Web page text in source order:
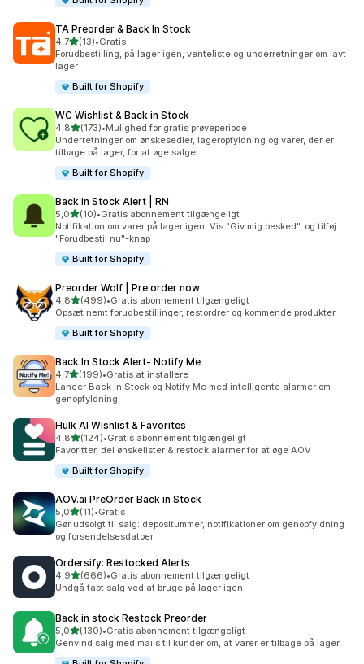
TA Preorder & Back In Stock
4,7ud af 5 stjerner
(13)
13 anmeldelser i alt
•Gratis
Forudbestilling, på lager igen, venteliste og underretninger om lavt
lager
Built for Shopify
WC Wishlist & Back in Stock
4,8ud af 5 stjerner
(173)
173 anmeldelser i alt
•Mulighed for gratis prøveperiode
Underretninger om ønskesedler, lageropfyldning og varer, der er
tilbage på lager, for at øge salget
Built for Shopify
Back in Stock Alert | RN
5,0ud af 5 stjerner
(10)
10 anmeldelser i alt
•Gratis abonnement tilgængeligt
Notifikation om varer på lager igen: Vis "Giv mig besked", og tilføj
"Forudbestil nu"-knap
Built for Shopify
Preorder Wolf | Pre order now
4,8ud af 5 stjerner
(499)
499 anmeldelser i alt
•Gratis abonnement tilgængeligt
Opsæt nemt forudbestillinger, restordrer og kommende produkter
Built for Shopify
Back In Stock Alert‑ Notify Me
4,7ud af 5 stjerner
(199)
199 anmeldelser i alt
•Gratis at installere
Lancer Back in Stock og Notify Me med intelligente alarmer om
genopfyldning
Hulk AI Wishlist & Favorites
4,8ud af 5 stjerner
(124)
124 anmeldelser i alt
•Gratis abonnement tilgængeligt
Favoritter, del ønskelister & restock alarmer for at øge AOV
Built for Shopify
AOV.ai PreOrder Back in Stock
5,0ud af 5 stjerner
(11)
11 anmeldelser i alt
•Gratis
Gør udsolgt til salg: depositummer, notifikationer om genopfyldning
og forsendelsesdatoer
Ordersify: Restocked Alerts
4,9ud af 5 stjerner
(666)
666 anmeldelser i alt
•Gratis abonnement tilgængeligt
Undgå tabt salg ved at bruge på lager igen
Back in stock Restock Preorder
5,0ud af 5 stjerner
(130)
130 anmeldelser i alt
•Gratis abonnement tilgængeligt
Genvind salg med mails til kunder om, at varer er tilbage på lager